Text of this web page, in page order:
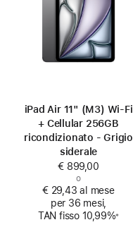
iPad Air 11" (M3) Wi‑Fi
+ Cellular 256GB
ricondizionato - Grigio
siderale
€ 899,00
o
€ 29,43 al mese
per 36 mesi,
TAN fisso 10,99%※